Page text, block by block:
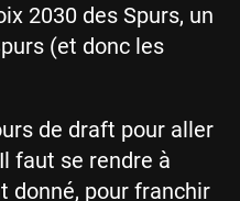
2030 des Spurs, un
(et donc les
de draft pour aller
faut se rendre à
donné, pour franchir